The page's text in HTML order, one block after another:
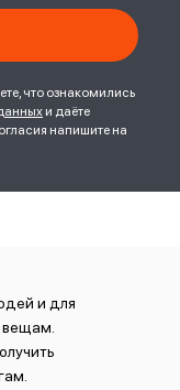
что ознакомились
и даёте
напишите на
и для
вещам.